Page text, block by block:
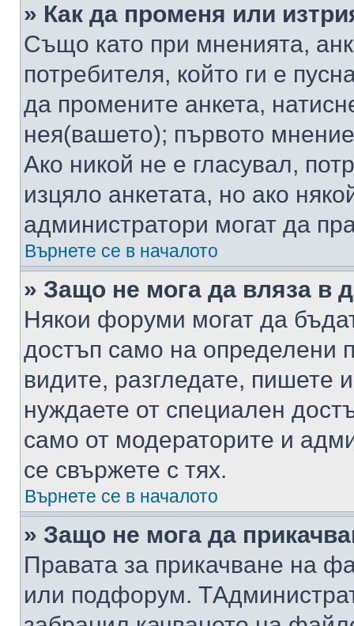
» Как да променя или
Също като при мненията,
потребителя, който ги е
да промените анкета,
нея(вашето); първото
Ако никой не е гласувал,
изцяло анкетата, но ако
администратори могат да
Върнете се в началото
» Защо не мога да вляза в
Някои форуми могат да
достъп само на определени
видите, разгледате, пишете
нуждаете от специален
само от модераторите и
се свържете с тях.
Върнете се в началото
» Защо не мога да
Правата за прикачване на
или подфорум.